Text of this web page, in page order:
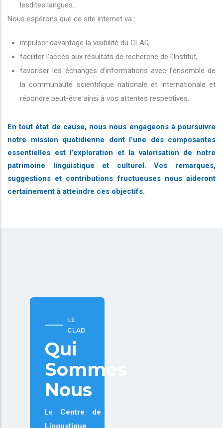
lesdites langues.
Nous espérons que ce site internet va :
impulser davantage la visibilité du CLAD,
faciliter l’accès aux résultats de recherche de l’Institut,
favoriser les échanges d’informations avec l’ensemble de
la communauté scientifique nationale et internationale et
répondre peut-être ainsi à vos attentes respectives.
En tout état de cause, nous nous engageons à poursuivre
notre mission quotidienne dont l’une des composantes
essentielles est l’exploration et la valorisation de notre
patrimoine linguistique et culturel. Vos remarques,
suggestions et contributions fructueuses nous aideront
certainement à atteindre ces objectifs.
LE
CLAD
Qui
Sommes
Nous
Le Centre de
Lingustique